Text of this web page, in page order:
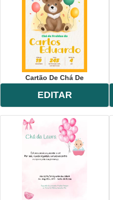
Cartão De Chá De
EDITAR